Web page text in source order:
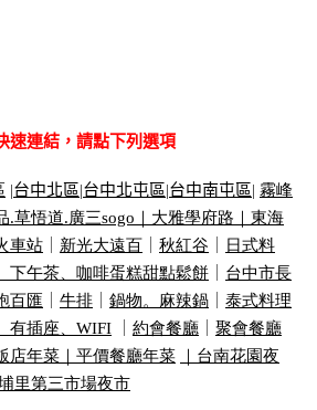
速連結，請點下列選項
|台中北區|台中北屯區|台中南屯區| 霧峰
.草悟道.廣三sogo 大雅學府路｜ 東海
車站 新光大遠百 秋紅谷
日式料
下午茶、咖啡蛋糕甜點鬆餅
台中市長
百匯 牛排 鍋物。麻辣鍋
泰式料理
有插座、 WIFI 約會餐廳
聚會餐廳
店年菜｜ 平價餐廳年菜
台南花園夜
里第三市場夜市